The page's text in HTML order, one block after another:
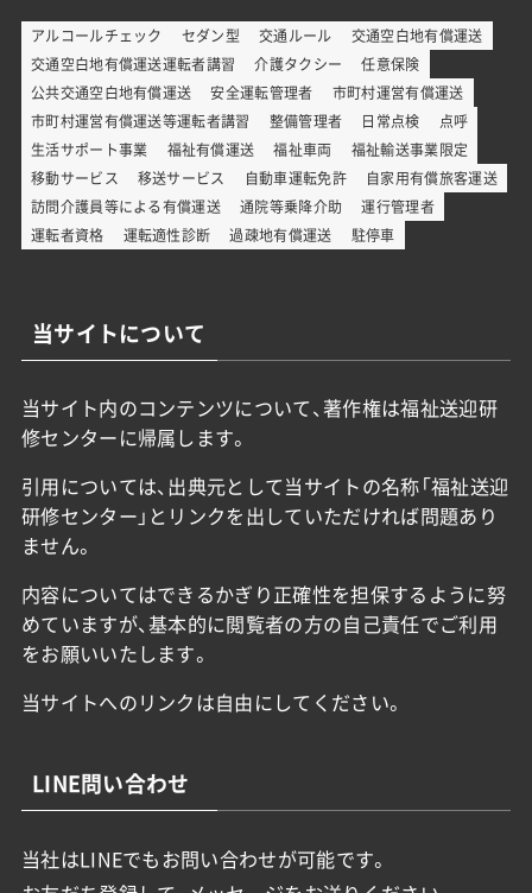
アルコールチェック セダン型 交通ルール
交通空白地有償運送
交通空白地有償運送運転者講習
介護タクシー
任意保険
公共交通空白地有償運送
安全運転管理者
市町村運営有償運送
市町村運営有償運送等運転者講習
整備管理者 日常点検
点呼
生活サポート事業
福祉有償運送 福祉車両
福祉輸送事業限定
移動サービス
移送サービス 自動車運転免許
自家用有償旅客運送
訪問介護員等による有償運送
通院等乗降介助
運行管理者
運転者資格
運転適性診断 過疎地有償運送 駐停車
当サイトについて
当サイト内のコンテンツについて、著作権は福祉送迎研
修センターに帰属します。
引用については、出典元として当サイトの名称「福祉送迎
研修センター」とリンクを出していただければ問題あり
ません。
内容についてはできるかぎり正確性を担保するように努
めていますが、基本的に閲覧者の方の自己責任でご利用
をお願いいたします。
当サイトへのリンクは自由にしてください。
LINE問い合わせ
当社はLINEでもお問い合わせが可能です。